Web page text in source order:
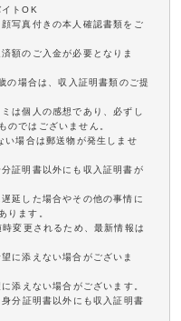
トOK
写真付きの本人確認書類をご
額のご入金が必要となりま
の場合は、収入証明書類のご提
は個人の感想であり、必ずし
のではございません。
い場合は郵送物が発生しませ
証明書以外にも収入証明書が
延した場合やその他の事情に
ります。
変更されるため、最新情報は
に添えない場合がございま
添えない場合がございます。
分証明書以外にも収入証明書